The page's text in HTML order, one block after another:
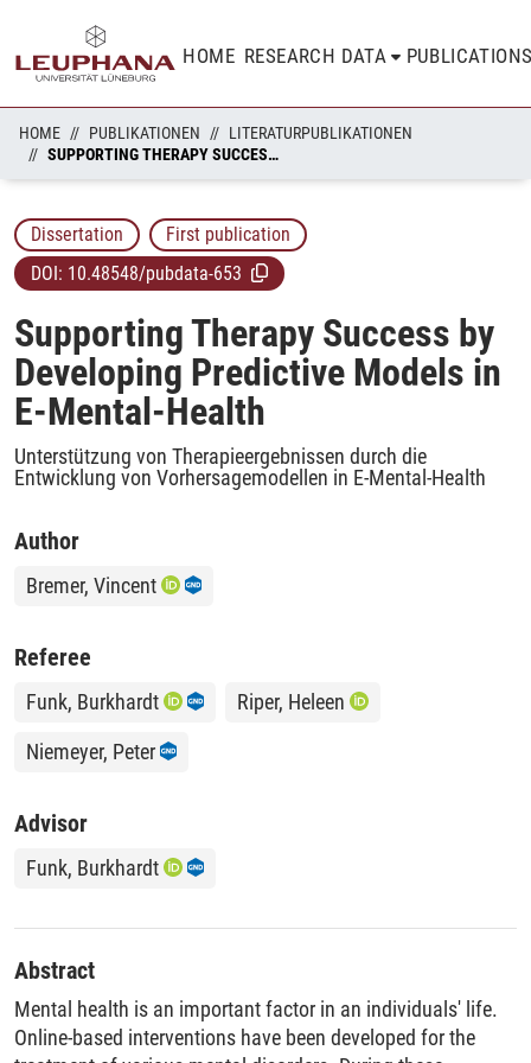
HOME RESEARCH DATA
HOME PUBLIKATIONEN
LITERATURPUBLIKATIONEN
SUPPORTING THERAPY SUCCESS BY DEVELOPING PREDICTIVE MODELS IN E-MENTAL-HEALTH
Dissertation
First publication
DOI: 10.48548/pubdata-653
Supporting Therapy Success by
Developing Predictive Models in
E-Mental-Health
Unterstützung von Therapieergebnissen durch die
Entwicklung von Vorhersagemodellen in E-Mental-Health
Author
Bremer, Vincent
Referee
Funk, Burkhardt
Riper, Heleen
Niemeyer, Peter
Advisor
Funk, Burkhardt
Abstract
Mental health is an important factor in an individuals' life.
Online-based interventions have been developed for the